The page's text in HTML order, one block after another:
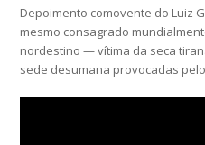
Depoimento comovente do Luiz
mesmo consagrado
nordestino — vítima da seca
sede desumana provocadas